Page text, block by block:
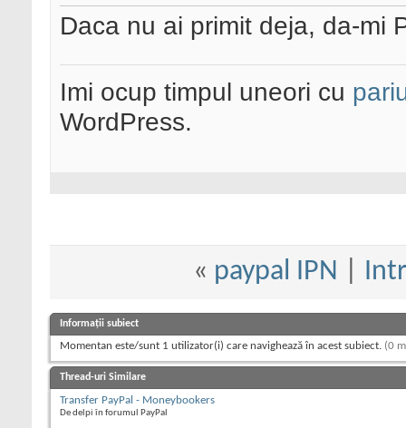
Daca nu ai primit deja, da-mi
Imi ocup timpul uneori cu
WordPress.
« paypal IPN
Informații subiect
Momentan este/sunt 1 utilizator(i) care navighează în acest subiect. (0
Thread-uri Similare
Transfer PayPal - Moneybookers
De delpi în forumul PayPal